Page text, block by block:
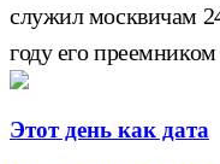
служил москвичам
году его
Этот день как дата